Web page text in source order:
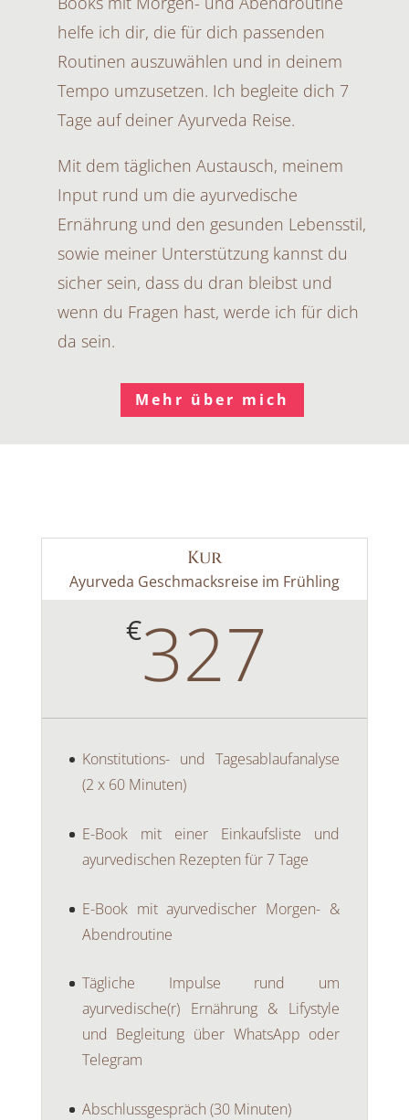
helfe ich dir, die für dich passenden
Routinen auszuwählen und in deinem
Tempo umzusetzen. Ich begleite dich 7
Tage auf deiner Ayurveda Reise.
Mit dem täglichen Austausch, meinem
Input rund um die ayurvedische
Ernährung und den gesunden Lebensstil,
sowie meiner Unterstützung kannst du
sicher sein, dass du dran bleibst und
wenn du Fragen hast, werde ich für dich
da sein.
Mehr über mich
Kur
Ayurveda Geschmacksreise im Frühling
€327
Konstitutions- und Tagesablaufanalyse
(2 x 60 Minuten)
E-Book mit einer Einkaufsliste und
ayurvedischen Rezepten für 7 Tage
E-Book mit ayurvedischer Morgen- &
Abendroutine
Tägliche Impulse rund um
ayurvedische(r) Ernährung & Lifystyle
und Begleitung über WhatsApp oder
Telegram
Abschlussgespräch (30 Minuten)